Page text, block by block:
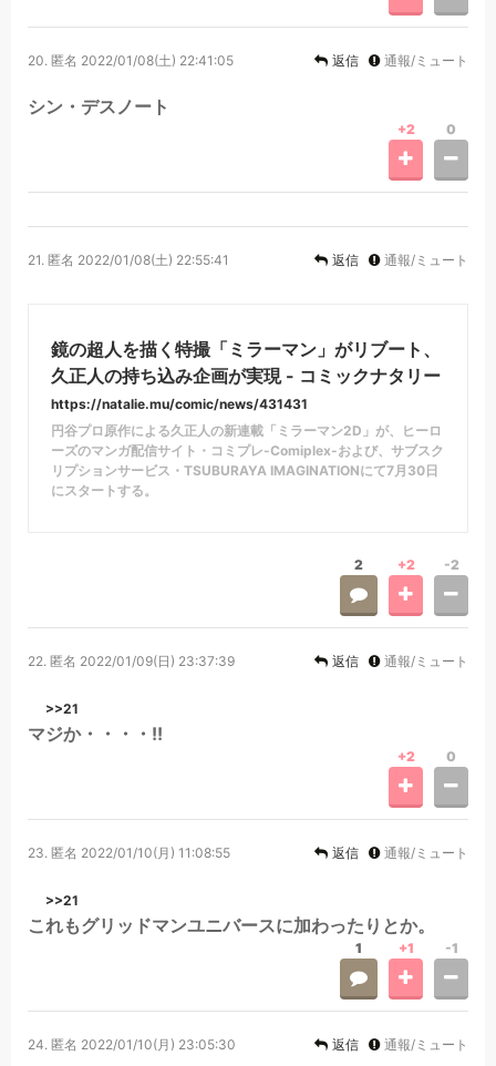
20. 匿名 2022/01/08(土) 22:41:05 返信 通報/ミュート
シン・デスノート
+2 0
21. 匿名 2022/01/08(土) 22:55:41 返信 通報/ミュート
鏡の超人を描く特撮「ミラーマン」がリブート、
久正人の持ち込み企画が実現 - コミックナタリー
https://natalie.mu/comic/news/431431
円谷プロ原作による久正人の新連載「ミラーマン2D」が、ヒーロ
ーズのマンガ配信サイト・コミプレ-Comiplex-および、サブスク
リプションサービス・TSUBURAYA IMAGINATIONにて7月30日
にスタートする。
2 +2 -2
22. 匿名 2022/01/09(日) 23:37:39 返信 通報/ミュート
>>21
マジか・・・・!!
+2 0
23. 匿名 2022/01/10(月) 11:08:55 返信 通報/ミュート
>>21
これもグリッドマンユニバースに加わったりとか。
1 +1 -1
24. 匿名 2022/01/10(月) 23:05:30 返信 通報/ミュート